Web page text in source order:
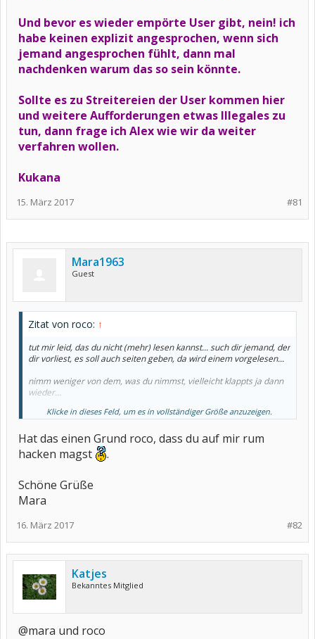
Und bevor es wieder empörte User gibt, nein! ich
habe keinen explizit angesprochen, wenn sich
jemand angesprochen fühlt, dann mal
nachdenken warum das so sein könnte.
Sollte es zu Streitereien der User kommen hier
und weitere Aufforderungen etwas Illegales zu
tun, dann frage ich Alex wie wir da weiter
verfahren wollen.
Kukana
#81
15. März 2017
Mara1963
Guest
Zitat von roco: ↑
tut mir leid, das du nicht (mehr) lesen kannst... such dir jemand, der
dir vorliest, es soll auch seiten geben, da wird einem vorgelesen...
nimm weniger von dem, was du nimmst, vielleicht klappts ja dann
wieder...
ach, und bitte... sprich mich nicht mehr an... vielleicht kannst du ja
Klicke in dieses Feld, um es in vollständiger Größe anzuzeigen.
Hat das einen Grund roco, dass du auf mir rum
hacken magst
.
Schöne Grüße
Mara
#82
16. März 2017
Katjes
Bekanntes Mitglied
@mara und roco